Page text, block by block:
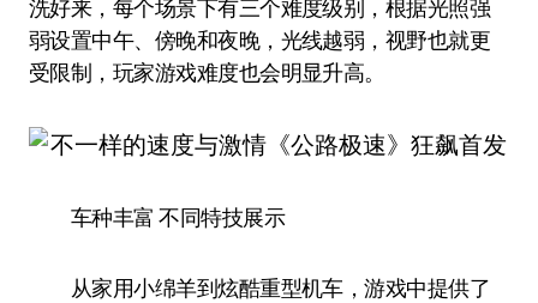
洗好来，每个场景下有三个难度级别，根据光照强
弱设置中午、傍晚和夜晚，光线越弱，视野也就更
受限制，玩家游戏难度也会明显升高。
车种丰富 不同特技展示
从家用小绵羊到炫酷重型机车，游戏中提供了